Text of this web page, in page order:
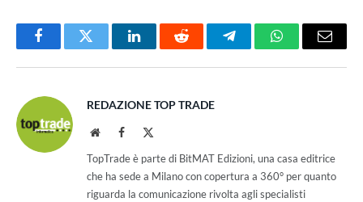
FacebookTwitter LinkedInReddit TelegramWhatsAppEmail
REDAZIONE TOP TRADE
WebsiteFacebook
TopTrade è parte di BitMAT Edizioni, una casa editrice
che ha sede a Milano con copertura a 360° per quanto
riguarda la comunicazione rivolta agli specialisti